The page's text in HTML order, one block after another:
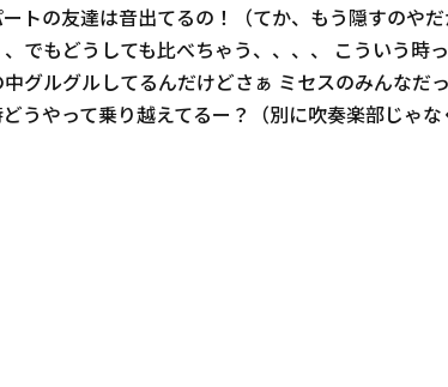
トの友達は音出てるの！（てか、もう隠すのや
でもどうしても比べちゃう、、、、 こういう時
グルグルしてるんだけどさぁ ミセスのみんなだ
やって乗り越えてるー？（別に吹奏楽部じゃ